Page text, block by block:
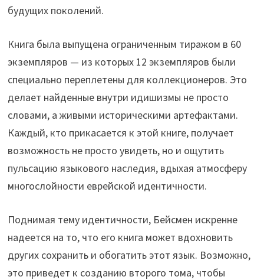
будущих поколений.
Книга была выпущена ограниченным тиражом в 60
экземпляров — из которых 12 экземпляров были
специально переплетены для коллекционеров. Это
делает найденные внутри идишизмы не просто
словами, а живыми историческими артефактами.
Каждый, кто прикасается к этой книге, получает
возможность не просто увидеть, но и ощутить
пульсацию языкового наследия, вдыхая атмосферу
многослойности еврейской идентичности.
Поднимая тему идентичности, Бейсмен искренне
надеется на то, что его книга может вдохновить
других сохранить и обогатить этот язык. Возможно,
это приведет к созданию второго тома, чтобы